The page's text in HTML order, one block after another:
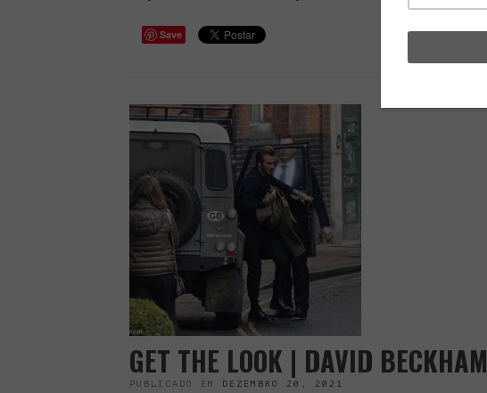
Save
GET THE LOOK | DAVID BECKHAM
PUBLICADO EM DEZEMBRO 20, 2021